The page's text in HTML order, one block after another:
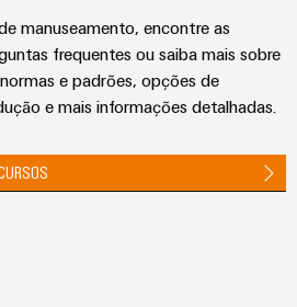
manuseamento, encontre as
frequentes ou saiba mais sobre
e padrões, opções de
e mais informações detalhadas.